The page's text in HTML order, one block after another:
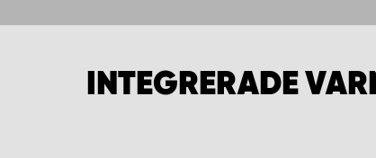
PRODUKTER
INTEGRERADE